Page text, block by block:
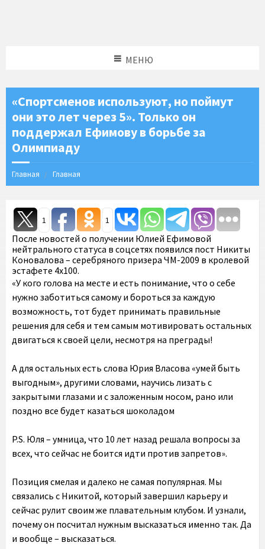
МЕНЮ
«Спортсменов используют, но поймут
они это лет через 5». Только он
поддержал Ефимову в борьбе за
Олимпиаду
Главная Главная
1 1
После новостей о получении Юлией Ефимовой
нейтрального статуса в соцсетях появился пост Никиты
Коновалова – серебряного призера ЧМ-2009 в кролевой
эстафете 4х100.
«У кого голова на месте и есть понимание, что о себе
нужно заботиться самому и бороться за каждую
возможность, тот будет принимать правильные
решения для себя и тем самым мотивировать остальных
двигаться к своей цели, несмотря на преграды!
А для остальных есть слова Юрия Власова «умей быть
выгодным», другими словами, научись лизать с
закрытыми глазами и с заложенным носом, рано или
поздно все будет казаться шоколадом
P.S. Юля – умница, что 10 лет назад решала вопросы за
всех, что сейчас не боится идти против запретов».
Позиция смелая и далеко не самая популярная. Мы
связались с Никитой, который завершил карьеру и
сейчас рулит своим же плавательным клубом. И узнали,
почему он посчитал нужным высказаться именно так. Да
и вообще – высказаться.